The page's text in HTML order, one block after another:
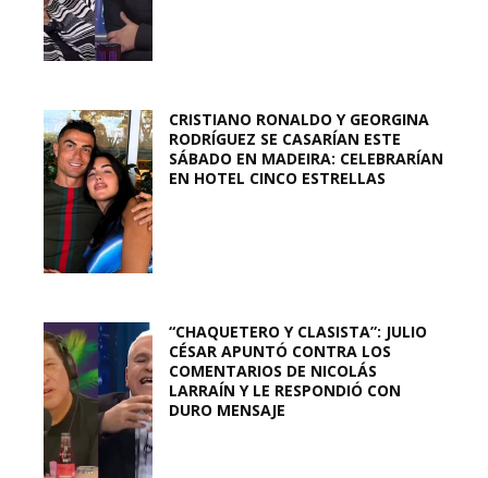
CRISTIANO RONALDO Y GEORGINA
RODRÍGUEZ SE CASARÍAN ESTE
SÁBADO EN MADEIRA: CELEBRARÍAN
EN HOTEL CINCO ESTRELLAS
“CHAQUETERO Y CLASISTA”: JULIO
CÉSAR APUNTÓ CONTRA LOS
COMENTARIOS DE NICOLÁS
LARRAÍN Y LE RESPONDIÓ CON
DURO MENSAJE